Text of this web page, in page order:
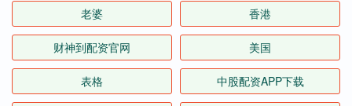
老婆 香港
财神到配资官网 美国
表格 中股配资APP下载